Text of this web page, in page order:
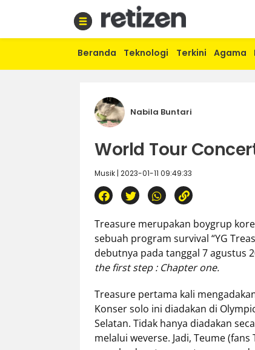
Beranda Teknologi Terkini Agama
Nabila Buntari
World Tour
Musik | 2023-01-11 09:49:33
Treasure merupakan boygrup
sebuah program survival “YG
debutnya pada tanggal 7 agustus
the first step : Chapter one.
Treasure pertama kali
Konser solo ini diadakan di
Selatan. Tidak hanya diadakan
melalui weverse. Jadi, Teume
Olahraga